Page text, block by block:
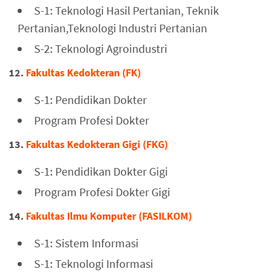
S-1: Teknologi Hasil Pertanian, Teknik
Pertanian,Teknologi Industri Pertanian
S-2: Teknologi Agroindustri
12. Fakultas Kedokteran (FK)
S-1: Pendidikan Dokter
Program Profesi Dokter
13. Fakultas Kedokteran Gigi (FKG)
S-1: Pendidikan Dokter Gigi
Program Profesi Dokter Gigi
14. Fakultas Ilmu Komputer (FASILKOM)
S-1: Sistem Informasi
S-1: Teknologi Informasi